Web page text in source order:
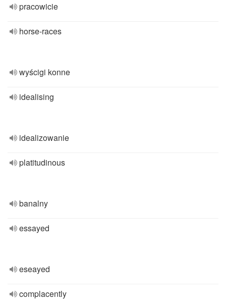
pracowicie
horse-races
wyścigi konne
idealising
idealizowanie
platitudinous
banalny
essayed
eseayed
complacently